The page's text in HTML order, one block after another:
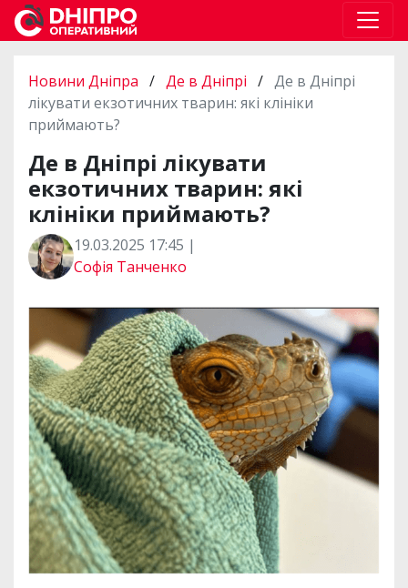
Новини Дніпра / Де в Дніпрі / Де в Дніпрі
лікувати екзотичних тварин: які клініки
приймають?
Де в Дніпрі лікувати
екзотичних тварин: які
клініки приймають?
19.03.2025 17:45 |
Софія Танченко